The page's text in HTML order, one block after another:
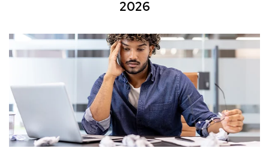
2026